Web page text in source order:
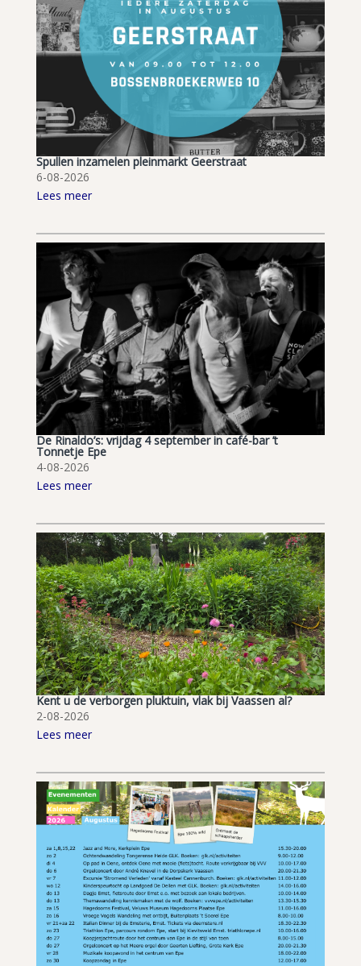
Spullen inzamelen pleinmarkt Geerstraat
6-08-2026
Lees meer
De Rinaldo’s: vrijdag 4 september in café-bar ’t
Tonnetje Epe
4-08-2026
Lees meer
Kent u de verborgen pluktuin, vlak bij Vaassen al?
2-08-2026
Lees meer